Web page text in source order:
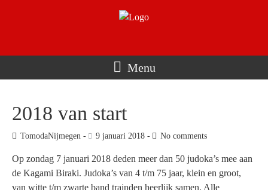
Menu
2018 van start
TomodaNijmegen 9 januari 2018 No comments
Op zondag 7 januari 2018 deden meer dan 50 judoka’s mee aan
de Kagami Biraki. Judoka’s van 4 t/m 75 jaar, klein en groot,
van witte t/m zwarte band trainden heerlijk samen. Alle